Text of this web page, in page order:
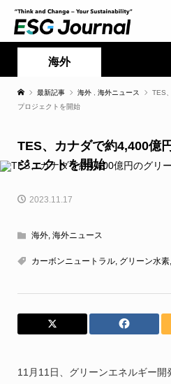
海外
最新記事 海外 海外ニュース
TES
プロジェクトを開始
TES、カナダで約4,400億
ジェクトを開始
2023.11.17
海外, 海外ニュース
カーボンニュートラル, グリーン水素,
11月11日、グリーンエネルギー開